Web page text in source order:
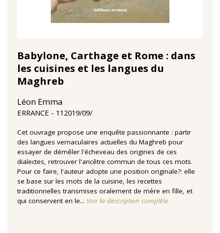
Babylone, Carthage et Rome : dans
les cuisines et les langues du
Maghreb
Léon Emma
ERRANCE 11‏/09‏/2019
Cet ouvrage propose une enquête passionnante : partir
des langues vernaculaires actuelles du Maghreb pour
essayer de démêler l'écheveau des origines de ces
dialectes, retrouver l'ancêtre commun de tous ces mots.
Pour ce faire, l'auteur adopte une position originale?: elle
se base sur les mots de la cuisine, les recettes
traditionnelles transmises oralement de mère en fille, et
qui conservent en le... Voir la description complète